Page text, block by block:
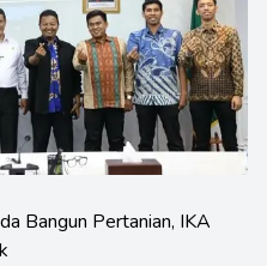
Bangun Pertanian, IKA